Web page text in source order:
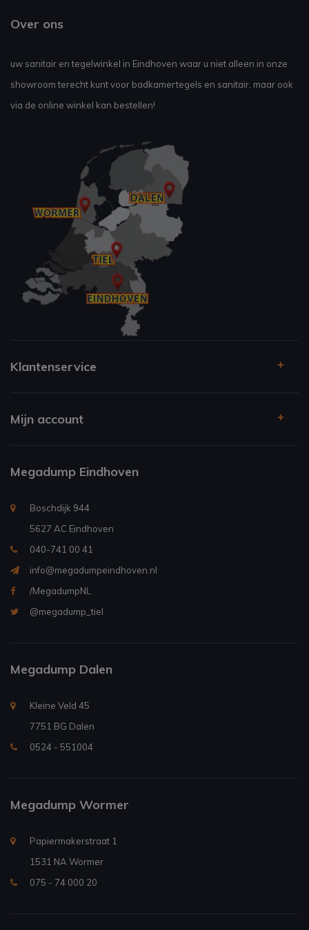
Over ons
uw sanitair en tegelwinkel in Eindhoven waar u niet alleen in onze
showroom terecht kunt voor badkamertegels en sanitair, maar ook
via de online winkel kan bestellen!
Klantenservice
Mijn account
Megadump Eindhoven
Boschdijk 944
5627 AC Eindhoven
040-741 00 41
info@megadumpeindhoven.nl
/MegadumpNL
@megadump_tiel
Megadump Dalen
Kleine Veld 45
7751 BG Dalen
0524 - 551004
Megadump Wormer
Papiermakerstraat 1
1531 NA Wormer
075 - 74 000 20